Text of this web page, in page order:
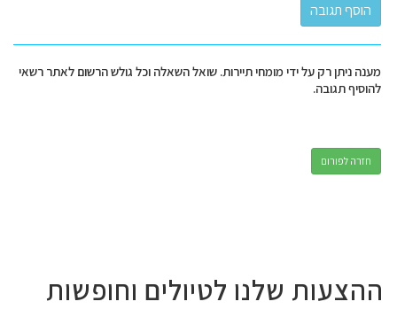
מענה ניתן רק על ידי מומחי תיירות. שואל השאלה וכל גולש הרשום לאתר רשאי
להוסיף תגובה.
חזרה לפורום
ההצעות שלנו לטיולים וחופשות